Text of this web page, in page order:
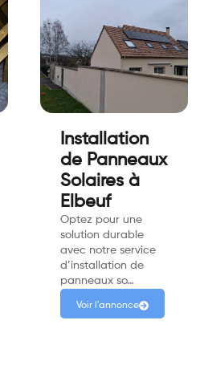
Installation
de Panneaux
Solaires à
Elbeuf
Optez pour une
solution durable
avec notre service
d’installation de
panneaux so…
Voir l'annonce